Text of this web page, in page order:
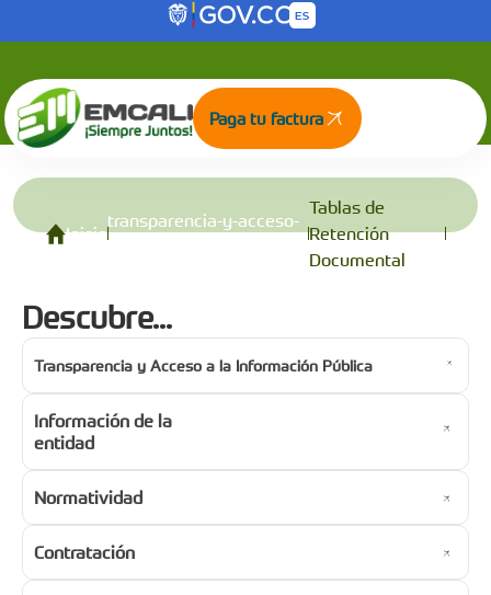
Saltar al contenido principal
Tablas de Retención Documental
Paga tu factura
Inicio
transparencia-y-acceso-
a-la-informacion-publica
Tablas de
Retención
Documental
Descubre...
Transparencia y Acceso a la Información Pública
Información de la
entidad
Normatividad
Contratación